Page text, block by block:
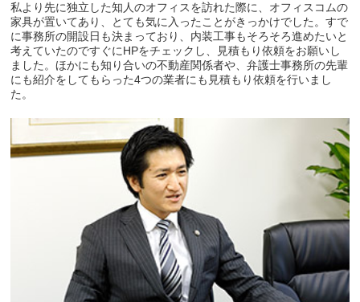
私より先に独立した知人のオフィスを訪れた際に、オフィスコムの
家具が置いてあり、とても気に入ったことがきっかけでした。すで
に事務所の開設日も決まっており、内装工事もそろそろ進めたいと
考えていたのですぐにHPをチェックし、見積もり依頼をお願いし
ました。ほかにも知り合いの不動産関係者や、弁護士事務所の先輩
にも紹介をしてもらった4つの業者にも見積もり依頼を行いまし
た。